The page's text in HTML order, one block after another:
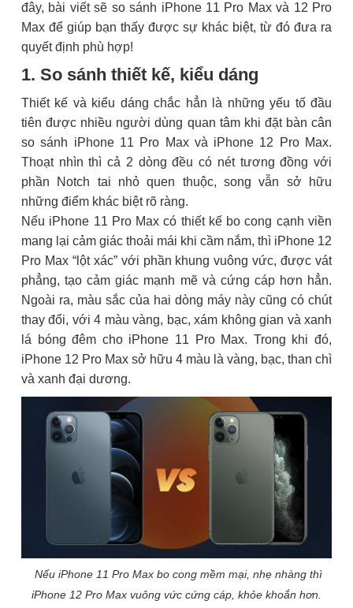
đây, bài viết sẽ so sánh iPhone 11 Pro Max và 12 Pro
Max để giúp bạn thấy được sự khác biệt, từ đó đưa ra
quyết định phù hợp!
1. So sánh thiết kế, kiểu dáng
Thiết kế và kiểu dáng chắc hẳn là những yếu tố đầu
tiên được nhiều người dùng quan tâm khi đặt bàn cân
so sánh iPhone 11 Pro Max và iPhone 12 Pro Max.
Thoạt nhìn thì cả 2 dòng đều có nét tương đồng với
phần Notch tai nhỏ quen thuộc, song vẫn sở hữu
những điểm khác biệt rõ ràng.
Nếu iPhone 11 Pro Max có thiết kế bo cong cạnh viền
mang lại cảm giác thoải mái khi cầm nắm, thì iPhone 12
Pro Max “lột xác” với phần khung vuông vức, được vát
phẳng, tạo cảm giác mạnh mẽ và cứng cáp hơn hẳn.
Ngoài ra, màu sắc của hai dòng máy này cũng có chút
thay đổi, với 4 màu vàng, bạc, xám không gian và xanh
lá bóng đêm cho iPhone 11 Pro Max. Trong khi đó,
iPhone 12 Pro Max sở hữu 4 màu là vàng, bạc, than chì
và xanh đại dương.
Nếu iPhone 11 Pro Max bo cong mềm mại, nhẹ nhàng thì
iPhone 12 Pro Max vuông vức cứng cáp, khỏe khoắn hơn.